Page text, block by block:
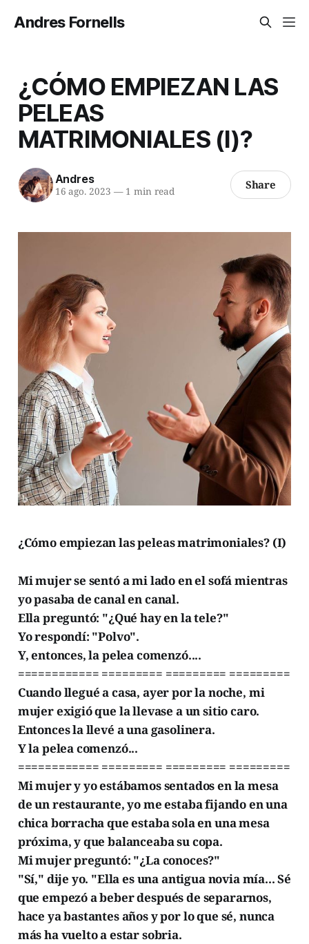
Andres Fornells
¿CÓMO EMPIEZAN LAS
PELEAS
MATRIMONIALES (I)?
Andres
16 ago. 2023 —1 min read Share
¿Cómo empiezan las peleas matrimoniales? (I)
Mi mujer se sentó a mi lado en el sofá mientras
yo pasaba de canal en canal.
Ella preguntó: "¿Qué hay en la tele?"
Yo respondí: "Polvo".
Y, entonces, la pelea comenzó....
============ ========= ========= =========
Cuando llegué a casa, ayer por la noche, mi
mujer exigió que la llevase a un sitio caro.
Entonces la llevé a una gasolinera.
Y la pelea comenzó...
============ ========= ========= =========
Mi mujer y yo estábamos sentados en la mesa
de un restaurante, yo me estaba fijando en una
chica borracha que estaba sola en una mesa
próxima, y que balanceaba su copa.
Mi mujer preguntó: "¿La conoces?"
"Sí," dije yo. "Ella es una antigua novia mía... Sé
que empezó a beber después de separarnos,
hace ya bastantes años y por lo que sé, nunca
más ha vuelto a estar sobria.